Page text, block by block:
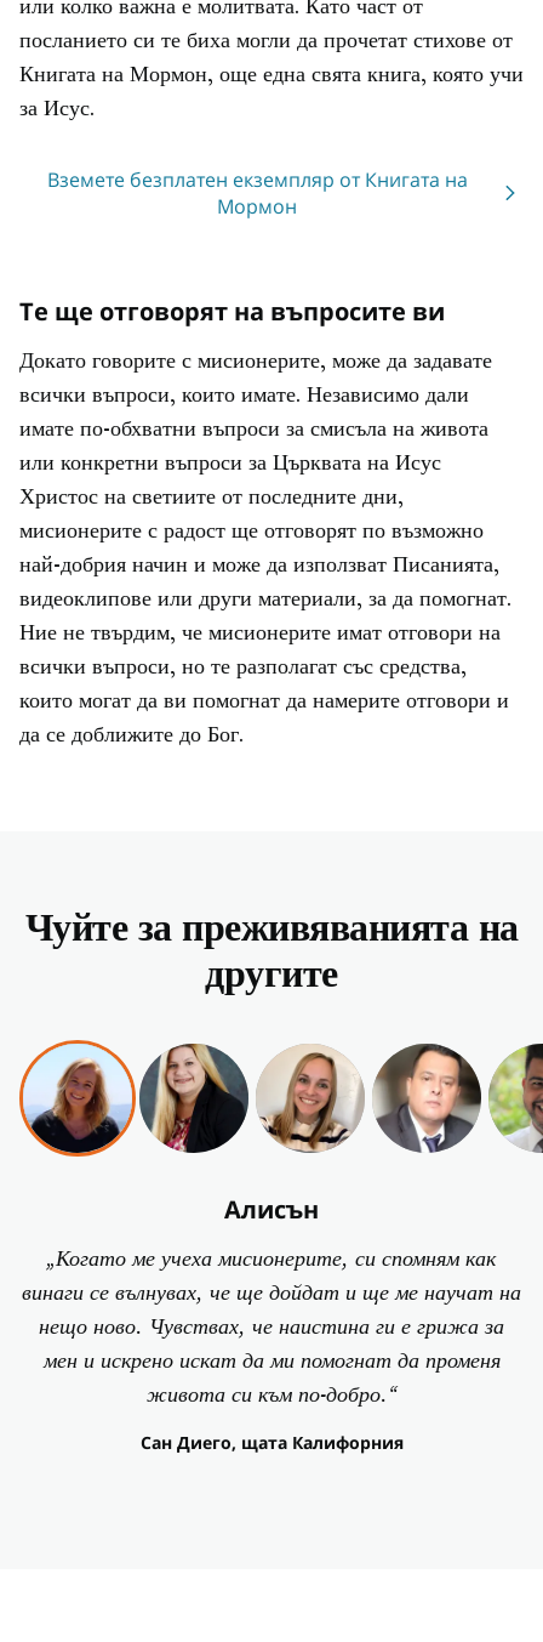
или колко важна е молитвата. Като част от
посланието си те биха могли да прочетат стихове от
Книгата на Мормон, още една свята книга, която учи
за Исус.
Вземете безплатен екземпляр от Книгата на
Мормон
Те ще отговорят на въпросите ви
Докато говорите с мисионерите, може да задавате
всички въпроси, които имате. Независимо дали
имате по-обхватни въпроси за смисъла на живота
или конкретни въпроси за Църквата на Исус
Христос на светиите от последните дни,
мисионерите с радост ще отговорят по възможно
най-добрия начин и може да използват Писанията,
видеоклипове или други материали, за да помогнат.
Ние не твърдим, че мисионерите имат отговори на
всички въпроси, но те разполагат със средства,
които могат да ви помогнат да намерите отговори и
да се доближите до Бог.
Чуйте за преживяванията на
другите
Алисън
„Когато ме учеха мисионерите, си спомням как
винаги се вълнувах, че ще дойдат и ще ме научат на
нещо ново. Чувствах, че наистина ги е грижа за
мен и искрено искат да ми помогнат да променя
живота си към по-добро.“
Сан Диего, щата Калифорния